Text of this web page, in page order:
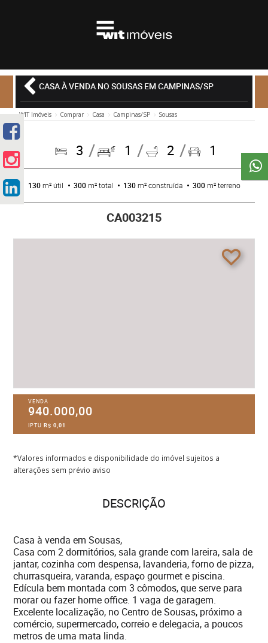
CASA À VENDA NO SOUSAS EM CAMPINAS/SP
WIT Imóveis Comprar Casa Campinas/SP Sousas
3 1 2 1
130m² útil 300m² total 130m² construída 300m² terreno
CA003215
VENDA
940.000,00
IPTUR$ 0,01
*Valores informados e disponibilidade do imóvel sujeitos a
alterações sem prévio aviso
DESCRIÇÃO
Casa à venda em Sousas,
Casa com 2 dormitórios, sala grande com lareira, sala de
jantar, cozinha com despensa, lavanderia, forno de pizza,
churrasqueira, varanda, espaço gourmet e piscina.
Edícula bem montada com 3 cômodos, que serve para
morar ou fazer home office. 1 vaga de garagem.
Excelente localização, no Centro de Sousas, próximo a
comércio, supermercado, correio e delegacia, a poucos
metros de uma mata linda.